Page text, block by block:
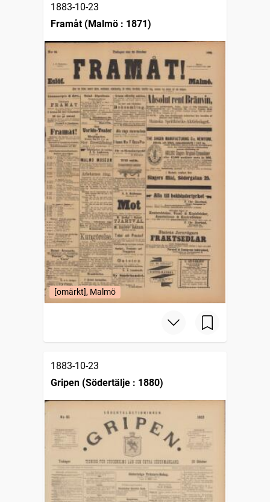
1883-10-23
Framåt (Malmö : 1871)
[omärkt], Malmö
1883-10-23
Gripen (Södertälje : 1880)